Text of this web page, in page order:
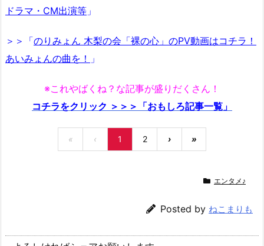
ドラマ・CM出演等 」
＞＞「のりみょん 木梨の会「裸の心」のPV動画はコチラ！
あいみょんの曲を！ 」
※これやばくね？な記事が盛りだくさん！
コチラをクリック ＞＞＞「おもしろ記事一覧」
« ‹ 1 2 › »
エンタメ♪
Posted by ねこまりも